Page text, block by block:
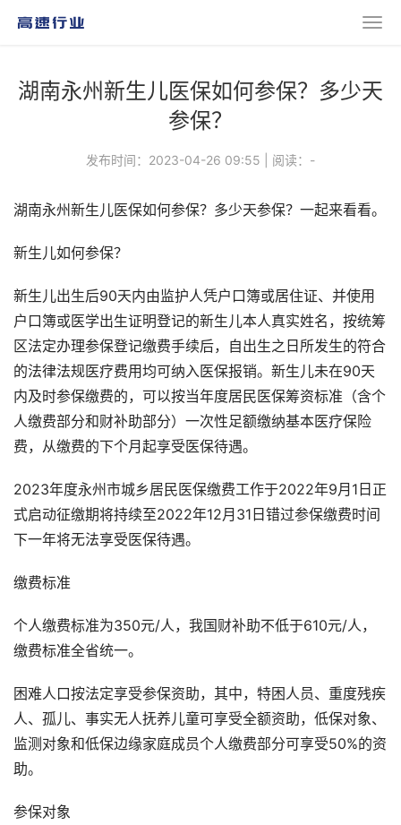
湖南永州新生儿医保如何参保？多少天
参保？
发布时间：2023-04-26 09:55 阅读： -
湖南永州新生儿医保如何参保？多少天参保？一起来看看。
新生儿如何参保？
新生儿出生后90天内由监护人凭户口簿或居住证、并使用
户口簿或医学出生证明登记的新生儿本人真实姓名，按统筹
区法定办理参保登记缴费手续后，自出生之日所发生的符合
的法律法规医疗费用均可纳入医保报销。新生儿未在90天
内及时参保缴费的，可以按当年度居民医保筹资标准（含个
人缴费部分和财补助部分）一次性足额缴纳基本医疗保险
费，从缴费的下个月起享受医保待遇。
2023年度永州市城乡居民医保缴费工作于2022年9月1日正
式启动征缴期将持续至2022年12月31日错过参保缴费时间
下一年将无法享受医保待遇。
缴费标准
个人缴费标准为350元/人，我国财补助不低于610元/人，
缴费标准全省统一。
困难人口按法定享受参保资助，其中，特困人员、重度残疾
人、孤儿、事实无人抚养儿童可享受全额资助，低保对象、
监测对象和低保边缘家庭成员个人缴费部分可享受50%的资
助。
参保对象